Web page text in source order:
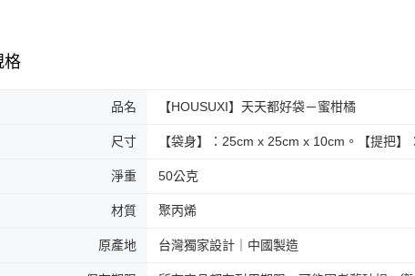
格
品名 【HOUSUXI】天天都好袋－蜜柑橘
尺寸 【袋身】：25cm x 25cm x 10cm。【提把】
淨重 50公克
材質 聚丙烯
原產地 台灣獨家設計｜中國製造